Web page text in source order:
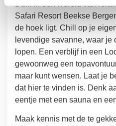
Duik in een wereld van
Safari Resort Beekse
de hoek ligt. Chill op je
levendige savanne, waar je
lopen. Een verblijf in een
gewoonweg een
maar kunt wensen. Laat je
dat hier te vinden is. Denk
eentje met een sauna en
Maak kennis met de te